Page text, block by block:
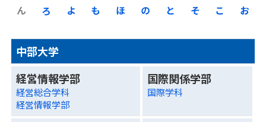
お
こ
そ
と
の
ほ
も
よ
ろ
ん
中部大学
経営情報学部
経営総合学科
経営情報学部
国際関係学部
国際学科